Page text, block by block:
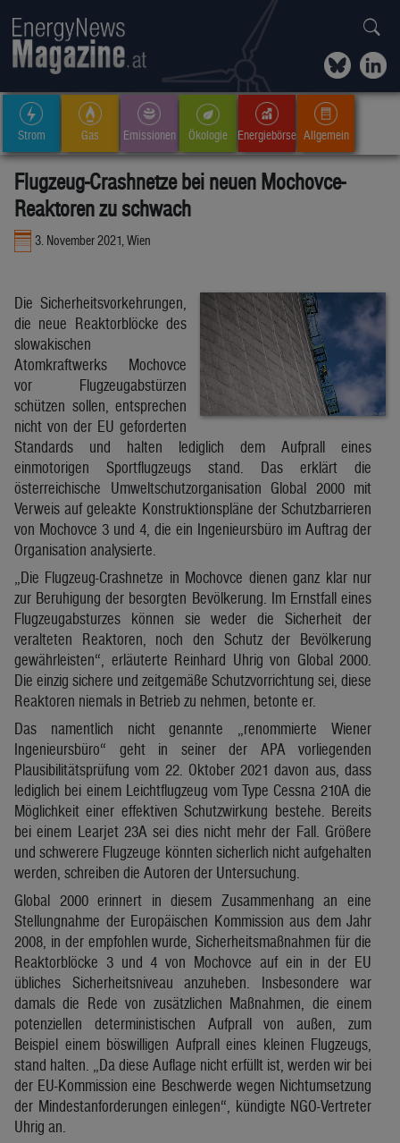
Strom Gas Emissionen Ökologie Energiebörse Allgemein
Flugzeug-Crashnetze bei neuen Mochovce-
Reaktoren zu schwach
3. November 2021, Wien
Die Sicherheitsvorkehrungen,
die neue Reaktorblöcke des
slowakischen
Atomkraftwerks Mochovce
vor Flugzeugabstürzen
schützen sollen, entsprechen
nicht von der EU geforderten
Standards und halten lediglich dem Aufprall eines
einmotorigen Sportflugzeugs stand. Das erklärt die
österreichische Umweltschutzorganisation Global 2000 mit
Verweis auf geleakte Konstruktionspläne der Schutzbarrieren
von Mochovce 3 und 4, die ein Ingenieursbüro im Auftrag der
Organisation analysierte.
„Die Flugzeug-Crashnetze in Mochovce dienen ganz klar nur
zur Beruhigung der besorgten Bevölkerung. Im Ernstfall eines
Flugzeugabsturzes können sie weder die Sicherheit der
veralteten Reaktoren, noch den Schutz der Bevölkerung
gewährleisten“, erläuterte Reinhard Uhrig von Global 2000.
Die einzig sichere und zeitgemäße Schutzvorrichtung sei, diese
Reaktoren niemals in Betrieb zu nehmen, betonte er.
Das namentlich nicht genannte „renommierte Wiener
Ingenieursbüro“ geht in seiner der APA vorliegenden
Plausibilitätsprüfung vom 22. Oktober 2021 davon aus, dass
lediglich bei einem Leichtflugzeug vom Type Cessna 210A die
Möglichkeit einer effektiven Schutzwirkung bestehe. Bereits
bei einem Learjet 23A sei dies nicht mehr der Fall. Größere
und schwerere Flugzeuge könnten sicherlich nicht aufgehalten
werden, schreiben die Autoren der Untersuchung.
Global 2000 erinnert in diesem Zusammenhang an eine
Stellungnahme der Europäischen Kommission aus dem Jahr
2008, in der empfohlen wurde, Sicherheitsmaßnahmen für die
Reaktorblöcke 3 und 4 von Mochovce auf ein in der EU
übliches Sicherheitsniveau anzuheben. Insbesondere war
damals die Rede von zusätzlichen Maßnahmen, die einem
potenziellen deterministischen Aufprall von außen, zum
Beispiel einem böswilligen Aufprall eines kleinen Flugzeugs,
stand halten. „Da diese Auflage nicht erfüllt ist, werden wir bei
der EU-Kommission eine Beschwerde wegen Nichtumsetzung
der Mindestanforderungen einlegen“, kündigte NGO-Vertreter
Uhrig an.